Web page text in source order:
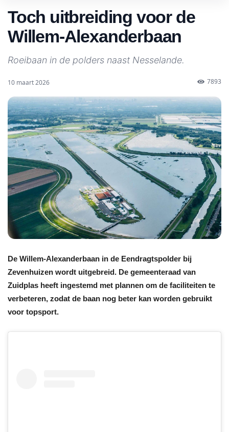
Toch uitbreiding voor de
Willem-Alexanderbaan
Roeibaan in de polders naast Nesselande.
10 maart 2026 7893
De Willem-Alexanderbaan in de Eendragtspolder bij
Zevenhuizen wordt uitgebreid. De gemeenteraad van
Zuidplas heeft ingestemd met plannen om de faciliteiten te
verbeteren, zodat de baan nog beter kan worden gebruikt
voor topsport.